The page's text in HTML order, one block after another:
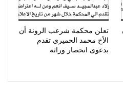
تعلن محكمة شرعب الرونة أن
الأخ محمد الحميري تقدم
بدعوى انحصار وراثة